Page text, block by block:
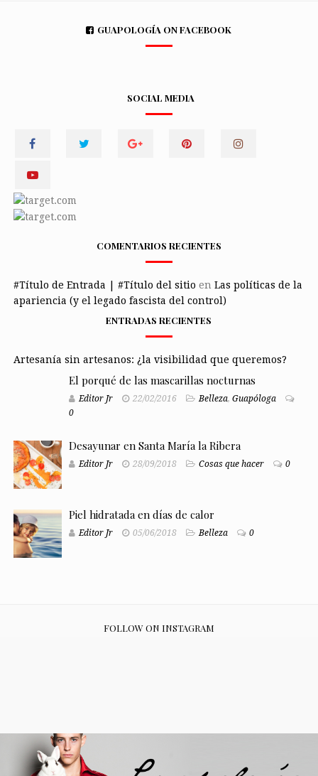
GUAPOLOGÍA ON FACEBOOK
SOCIAL MEDIA
COMENTARIOS RECIENTES
#Título de Entrada | #Título del sitio en Las políticas de la
apariencia (y el legado fascista del control)
ENTRADAS RECIENTES
Artesanía sin artesanos: ¿la visibilidad que queremos?
El porqué de las mascarillas nocturnas
Editor Jr 22/02/2016 Belleza, Guapóloga
0
Desayunar en Santa María la Ribera
Editor Jr 28/09/2018 Cosas que hacer 0
Piel hidratada en días de calor
Editor Jr 05/06/2018 Belleza 0
FOLLOW ON INSTAGRAM